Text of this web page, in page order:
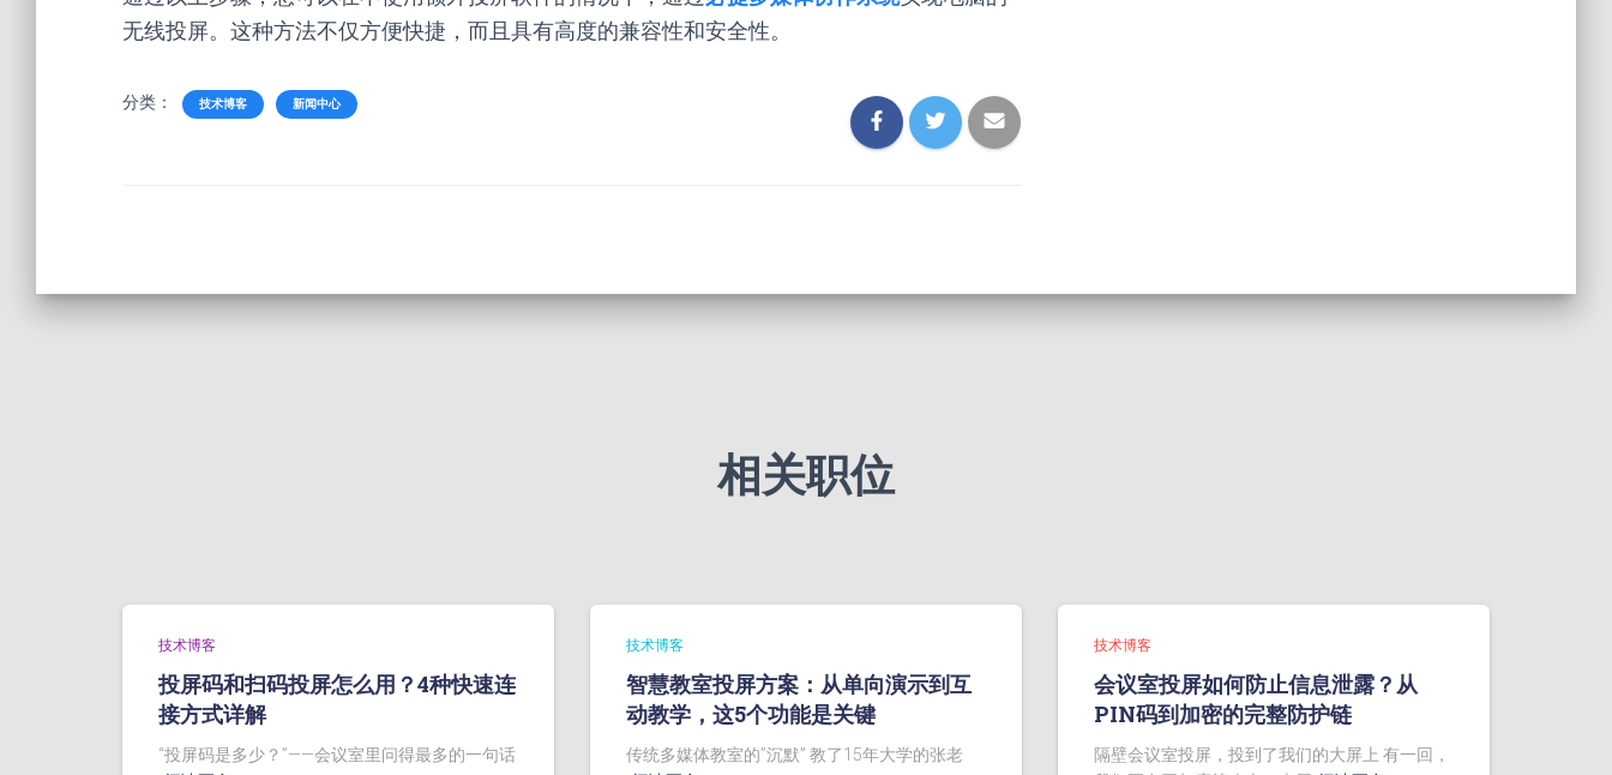
无线投屏。这种方法不仅方便快捷，而且具有高度的兼容性和安全性。
分类： 技术博客 新闻中心
相关职位
技术博客
投屏码和扫码投屏怎么用？4种快速连
接方式详解
“投屏码是多少？”——会议室里问得最多的一句话
技术博客
智慧教室投屏方案：从单向演示到互
动教学，这5个功能是关键
传统多媒体教室的”沉默” 教了15年大学的张老
技术博客
会议室投屏如何防止信息泄露？从
PIN码到加密的完整防护链
隔壁会议室投屏，投到了我们的大屏上 有一回，